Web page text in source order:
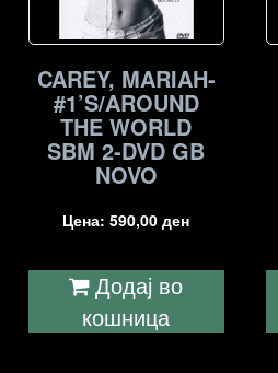
CAREY, MARIAH-
#1’S/AROUND
THE WORLD
SBM 2-DVD GB
NOVO
Цена:590,00ден
Додај во
кошница